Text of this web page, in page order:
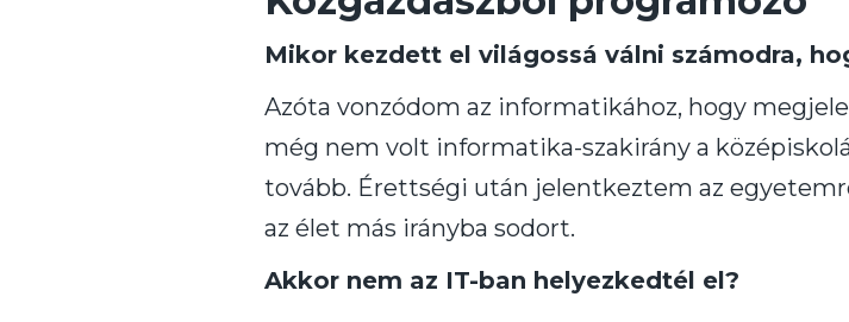
Mikor kezdett el világossá válni számodra,
Azóta vonzódom az informatikához, hogy
még nem volt informatika-szakirány a
tovább. Érettségi után jelentkeztem az
az élet más irányba sodort.
Akkor nem az IT-ban helyezkedtél el?